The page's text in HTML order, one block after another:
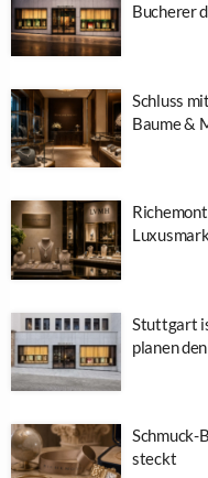
Bucherer
Schluss
Baume &
Stuttgart
planen
Schmuck-
steckt